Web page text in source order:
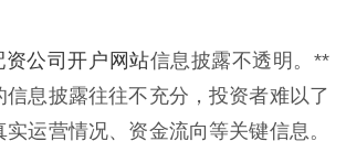
资公司开户网站信息披露不透明。**
信息披露往往不充分，投资者难以了
运营情况、资金流向等关键信息。